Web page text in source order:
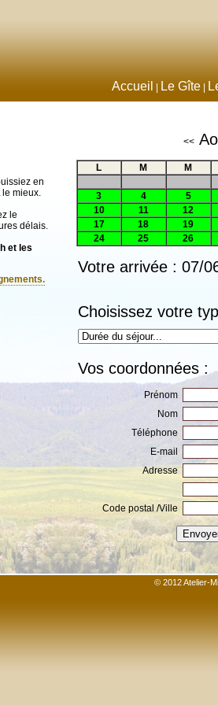
Accueil Le Gîte
en
mieux.
le
délais.
et les
<<
L M M
3
4 5
10
11 12
17
18 19
24
25 26
Votre arrivée : 07/
Choisissez votre
Vos coordonnées :
Prénom
Nom
Téléphone
E-mail
Adresse
Code postal /Ville
© 2012 Atelier-